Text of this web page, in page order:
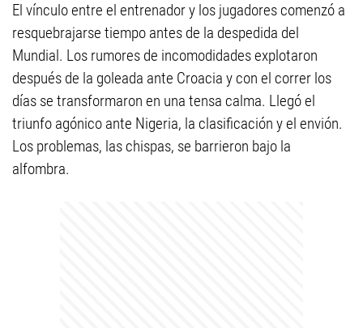
El vínculo entre el entrenador y los jugadores comenzó a
resquebrajarse tiempo antes de la despedida del
Mundial. Los rumores de incomodidades explotaron
después de la goleada ante Croacia y con el correr los
días se transformaron en una tensa calma. Llegó el
triunfo agónico ante Nigeria, la clasificación y el envión.
Los problemas, las chispas, se barrieron bajo la
alfombra.